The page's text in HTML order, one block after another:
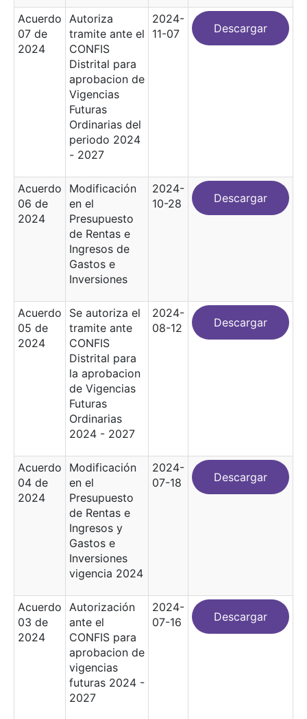
Acuerdo
07 de
2024
Autoriza
tramite ante el
CONFIS
Distrital para
aprobacion de
Vigencias
Futuras
Ordinarias del
periodo 2024
- 2027
2024-
11-07
Descargar
Acuerdo
06 de
2024
Modificación
en el
Presupuesto
de Rentas e
Ingresos de
Gastos e
Inversiones
2024-
10-28
Descargar
Acuerdo
05 de
2024
Se autoriza el
tramite ante
CONFIS
Distrital para
la aprobacion
de Vigencias
Futuras
Ordinarias
2024 - 2027
2024-
08-12
Descargar
Acuerdo
04 de
2024
Modificación
en el
Presupuesto
de Rentas e
Ingresos y
Gastos e
Inversiones
vigencia 2024
2024-
07-18
Descargar
Acuerdo
03 de
2024
Autorización
ante el
CONFIS para
aprobacion de
vigencias
futuras 2024 -
2027
2024-
07-16
Descargar